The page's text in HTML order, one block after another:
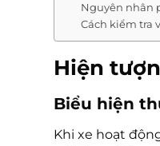
Nguyên nhân
Cách kiểm tra
Hiện
Biểu hiện
Khi xe hoạt